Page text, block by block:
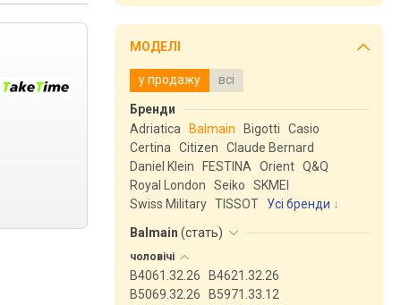
МОДЕЛІ
у продажу всі
Бренди
Adriatica
Balmain Bigotti
Casio
Certina
Citizen
Claude Bernard
Daniel Klein
FESTINA Orient Q&Q
Royal London
Seiko
SKMEI
Swiss Military TISSOT
Усі бренди
Balmain (стать)
чоловічі
B4061.32.26
B4621.32.26
B5069.32.26
B5971.33.12